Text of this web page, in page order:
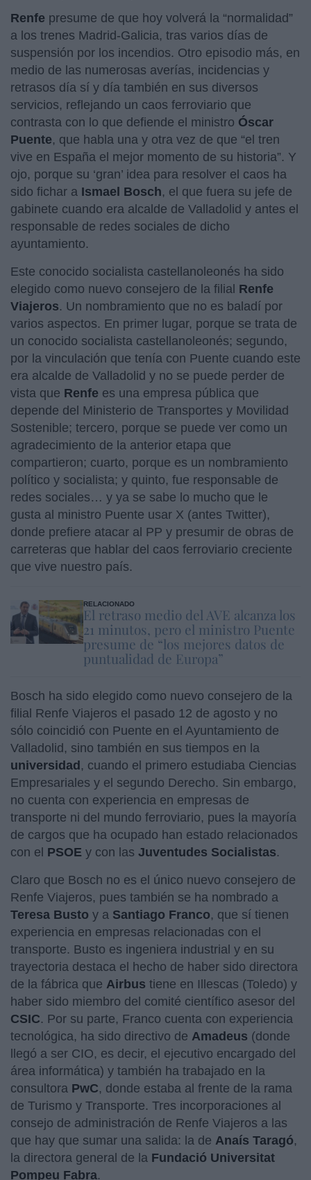
Renfe presume de que hoy volverá la “normalidad”
a los trenes Madrid-Galicia, tras varios días de
suspensión por los incendios. Otro episodio más, en
medio de las numerosas averías, incidencias y
retrasos día sí y día también en sus diversos
servicios, reflejando un caos ferroviario que
contrasta con lo que defiende el ministro Óscar
Puente, que habla una y otra vez de que “el tren
vive en España el mejor momento de su historia”. Y
ojo, porque su ‘gran’ idea para resolver el caos ha
sido fichar a Ismael Bosch, el que fuera su jefe de
gabinete cuando era alcalde de Valladolid y antes el
responsable de redes sociales de dicho
ayuntamiento.
Este conocido socialista castellanoleonés ha sido
elegido como nuevo consejero de la filial Renfe
Viajeros. Un nombramiento que no es baladí por
varios aspectos. En primer lugar, porque se trata de
un conocido socialista castellanoleonés; segundo,
por la vinculación que tenía con Puente cuando este
era alcalde de Valladolid y no se puede perder de
vista que Renfe es una empresa pública que
depende del Ministerio de Transportes y Movilidad
Sostenible; tercero, porque se puede ver como un
agradecimiento de la anterior etapa que
compartieron; cuarto, porque es un nombramiento
político y socialista; y quinto, fue responsable de
redes sociales… y ya se sabe lo mucho que le
gusta al ministro Puente usar X (antes Twitter),
donde prefiere atacar al PP y presumir de obras de
carreteras que hablar del caos ferroviario creciente
que vive nuestro país.
RELACIONADO
El retraso medio del AVE alcanza los
21 minutos, pero el ministro Puente
presume de “los mejores datos de
puntualidad de Europa”
Bosch ha sido elegido como nuevo consejero de la
filial Renfe Viajeros el pasado 12 de agosto y no
sólo coincidió con Puente en el Ayuntamiento de
Valladolid, sino también en sus tiempos en la
universidad, cuando el primero estudiaba Ciencias
Empresariales y el segundo Derecho. Sin embargo,
no cuenta con experiencia en empresas de
transporte ni del mundo ferroviario, pues la mayoría
de cargos que ha ocupado han estado relacionados
con el PSOE y con las Juventudes Socialistas.
Claro que Bosch no es el único nuevo consejero de
Renfe Viajeros, pues también se ha nombrado a
Teresa Busto y a Santiago Franco, que sí tienen
experiencia en empresas relacionadas con el
transporte. Busto es ingeniera industrial y en su
trayectoria destaca el hecho de haber sido directora
de la fábrica que Airbus tiene en Illescas (Toledo) y
haber sido miembro del comité científico asesor del
CSIC. Por su parte, Franco cuenta con experiencia
tecnológica, ha sido directivo de Amadeus (donde
llegó a ser CIO, es decir, el ejecutivo encargado del
área informática) y también ha trabajado en la
consultora PwC, donde estaba al frente de la rama
de Turismo y Transporte. Tres incorporaciones al
consejo de administración de Renfe Viajeros a las
que hay que sumar una salida: la de Anaís Taragó,
la directora general de la Fundació Universitat
Pompeu Fabra.